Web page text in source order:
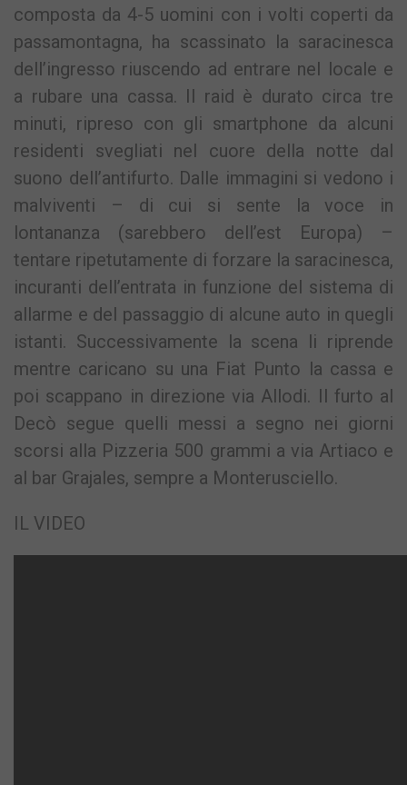
composta da 4-5 uomini con i volti coperti da
passamontagna, ha scassinato la saracinesca
dell’ingresso riuscendo ad entrare nel locale e
a rubare una cassa. Il raid è durato circa tre
minuti, ripreso con gli smartphone da alcuni
residenti svegliati nel cuore della notte dal
suono dell’antifurto. Dalle immagini si vedono i
malviventi – di cui si sente la voce in
lontananza (sarebbero dell’est Europa) –
tentare ripetutamente di forzare la saracinesca,
incuranti dell’entrata in funzione del sistema di
allarme e del passaggio di alcune auto in quegli
istanti. Successivamente la scena li riprende
mentre caricano su una Fiat Punto la cassa e
poi scappano in direzione via Allodi. Il furto al
Decò segue quelli messi a segno nei giorni
scorsi alla Pizzeria 500 grammi a via Artiaco e
al bar Grajales, sempre a Monterusciello.
IL VIDEO